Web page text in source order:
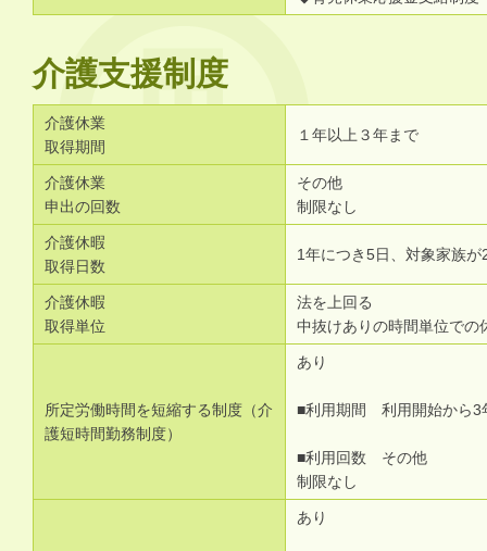
介護支援制度
介護休業
取得期間
１年以上３年まで
介護休業
申出の回数
その他
制限なし
介護休暇
取得日数
1年につき5日、対象家族
介護休暇
取得単位
法を上回る
中抜けありの時間単位での
所定労働時間を短縮する制度（介
護短時間勤務制度）
あり
■利用期間 利用開始から3
■利用回数 その他
制限なし
あり